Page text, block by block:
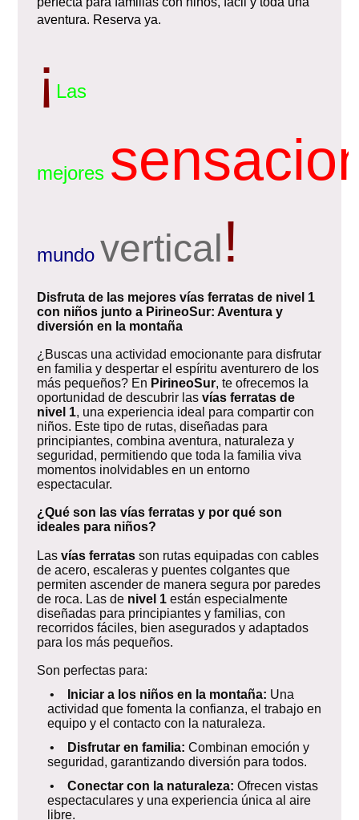
aventura. Reserva ya.
¡ Las
mejores
mundo vertical!
Disfruta de las mejores vías ferratas de nivel 1
con niños junto a PirineoSur: Aventura y
diversión en la montaña
¿Buscas una actividad emocionante para disfrutar
en familia y despertar el espíritu aventurero de los
más pequeños? En PirineoSur, te ofrecemos la
oportunidad de descubrir las vías ferratas de
nivel 1, una experiencia ideal para compartir con
niños. Este tipo de rutas, diseñadas para
principiantes, combina aventura, naturaleza y
seguridad, permitiendo que toda la familia viva
momentos inolvidables en un entorno
espectacular.
¿Qué son las vías ferratas y por qué son
ideales para niños?
Las vías ferratasson rutas equipadas con cables
de acero, escaleras y puentes colgantes que
permiten ascender de manera segura por paredes
de roca. Las de nivel 1están especialmente
diseñadas para principiantes y familias, con
recorridos fáciles, bien asegurados y adaptados
para los más pequeños.
Son perfectas para:
•
Iniciar a los niños en la montaña: Una
actividad que fomenta la confianza, el trabajo en
equipo y el contacto con la naturaleza.
•
Disfrutar en familia: Combinan emoción y
seguridad, garantizando diversión para todos.
• Conectar con la naturaleza: Ofrecen vistas
espectaculares y una experiencia única al aire
libre.